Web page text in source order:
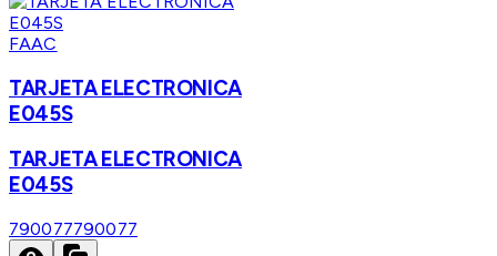
FAAC
TARJETA ELECTRONICA
E045S
TARJETA ELECTRONICA
E045S
790077790077